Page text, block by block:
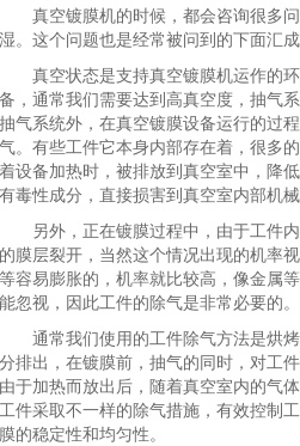
真空镀膜机的时候，都会咨询很多问
湿。这个问题也是经常被问到的下面汇
真空状态是支持真空镀膜机运作的环
备，通常我们需要达到高真空度，抽气
抽气系统外，在真空镀膜设备运行的过
气。有些工件它本身内部存在着，很多
着设备加热时，被排放到真空室中，降
有毒性成分，直接损害到真空室内部机
另外，正在镀膜过程中，由于工件内
的膜层裂开，当然这个情况出现的机率
等容易膨胀的，机率就比较高，像金属
能忽视，因此工件的除气是非常必要的。
通常我们使用的工件除气方法是烘烤
分排出，在镀膜前，抽气的同时，对工
由于加热而放出后，随着真空室内的气
工件采取不一样的除气措施，有效控制
膜的稳定性和均匀性。